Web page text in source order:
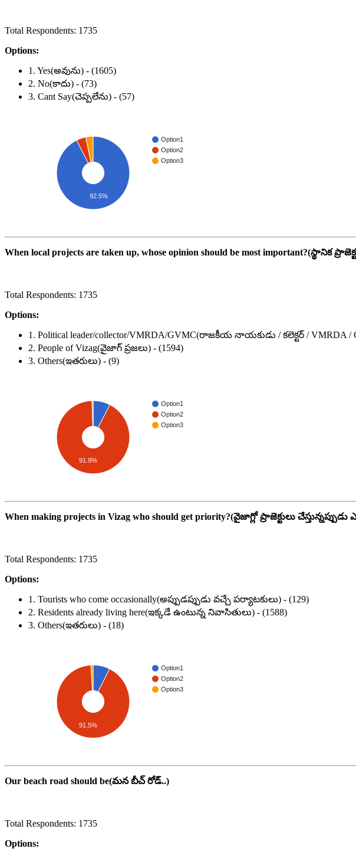
Total Respondents: 1735
Options:
1. Yes(అవును) - (1605)
2. No(కాదు) - (73)
3. Cant Say(చెప్పలేను) - (57)
Option1
Option2
Option3
92.5%
When local projects are taken up, whose opinion should be most
Total Respondents: 1735
Options:
1. Political leader/collector/VMRDA/GVMC(రాజకీయ నాయకుడు / కలెక్టర్ / VMRDA /
2. People of Vizag(వైజాగ్ ప్రజలు) - (1594)
3. Others(ఇతరులు) - (9)
Option1
Option2
Option3
91.9%
When making projects in Vizag who should get priority?(వైజాగ్లో ప్రాజెక్టులు
Total Respondents: 1735
Options:
1. Tourists who come occasionally(అప్పుడప్పుడు వచ్చే పర్యాటకులు) - (129)
2. Residents already living here(ఇక్కడే ఉంటున్న నివాసితులు) - (1588)
3. Others(ఇతరులు) - (18)
Option1
Option2
Option3
91.5%
Our beach road should be(మన బీచ్ రోడ్..)
Total Respondents: 1735
Options: